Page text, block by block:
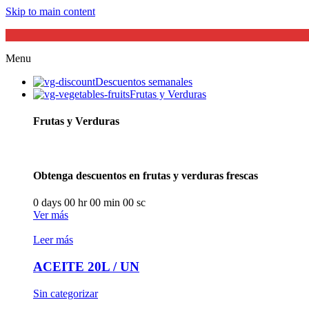
Skip to main content
Menu
Descuentos semanales
Frutas y Verduras
Frutas y Verduras
Obtenga descuentos en frutas y verduras frescas
0 days 00 hr00 min 00 sc
Ver más
Leer más
ACEITE 20L / UN
Sin categorizar